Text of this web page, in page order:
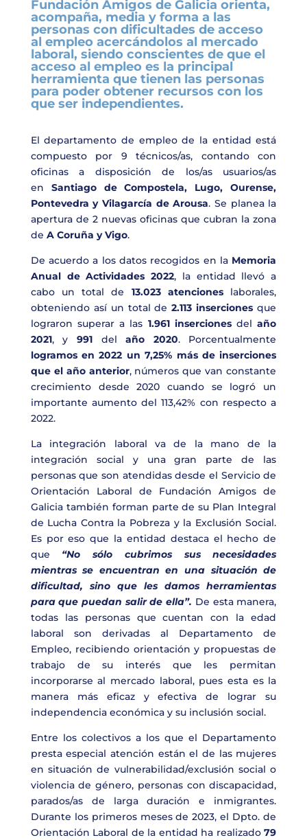
Fundación Amigos de Galicia orienta,
acompaña, media y forma a las
personas con dificultades de acceso
al empleo acercándolos al mercado
laboral, siendo conscientes de que el
acceso al empleo es la principal
herramienta que tienen las personas
para poder obtener recursos con los
que ser independientes.
El departamento de empleo de la entidad está
compuesto por 9 técnicos/as, contando con
oficinas a disposición de los/as usuarios/as
en Santiago de Compostela, Lugo, Ourense,
Pontevedra y Vilagarcía de Arousa. Se planea la
apertura de 2 nuevas oficinas que cubran la zona
de A Coruña y Vigo.
De acuerdo a los datos recogidos en la Memoria
Anual de Actividades 2022, la entidad llevó a
cabo un total de 13.023 atencioneslaborales,
obteniendo así un total de2.113 inserciones que
lograron superar a las 1.961 insercionesdelaño
2021, y 991delaño 2020. Porcentualmente
logramos en 2022 un 7,25% más de inserciones
que el año anterior, números que van constante
crecimiento desde 2020 cuando se logró un
importante aumento del 113,42% con respecto a
2022.
La integración laboral va de la mano de la
integración social y una gran parte de las
personas que son atendidas desde el Servicio de
Orientación Laboral de Fundación Amigos de
Galicia también forman parte de su Plan Integral
de Lucha Contra la Pobreza y la Exclusión Social.
Es por eso que la entidad destaca el hecho de
que “No sólo cubrimos sus necesidades
mientras se encuentran en una situación de
dificultad, sino que les damos herramientas
para que puedan salir de ella”. De esta manera,
todas las personas que cuentan con la edad
laboral son derivadas al Departamento de
Empleo, recibiendo orientación y propuestas de
trabajo de su interés que les permitan
incorporarse al mercado laboral, pues esta es la
manera más eficaz y efectiva de lograr su
independencia económica y su inclusión social.
Entre los colectivos a los que el Departamento
presta especial atención están el de las mujeres
en situación de vulnerabilidad/exclusión social o
violencia de género, personas con discapacidad,
parados/as de larga duración e inmigrantes.
Durante los primeros meses de 2023, el Dpto. de
Orientación Laboral de la entidad ha realizado79